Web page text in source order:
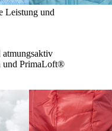
Leistung und
atmungsaktiv
und PrimaLoft®